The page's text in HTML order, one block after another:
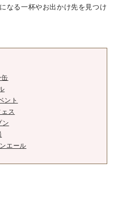
なる一杯やお出かけ先を見つけ
缶
ント
ス
ン
エール